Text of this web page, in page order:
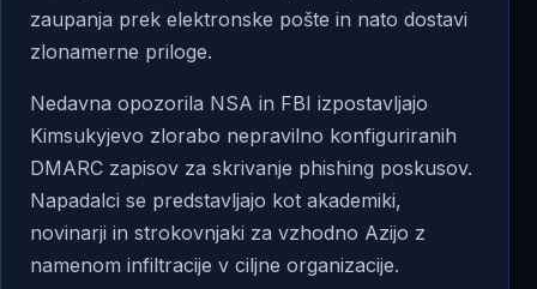
zaupanja prek elektronske pošte in nato dostavi
zlonamerne priloge.
Nedavna opozorila NSA in FBI izpostavljajo
Kimsukyjevo zlorabo nepravilno konfiguriranih
DMARC zapisov za skrivanje phishing poskusov.
Napadalci se predstavljajo kot akademiki,
novinarji in strokovnjaki za vzhodno Azijo z
namenom infiltracije v ciljne organizacije.